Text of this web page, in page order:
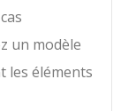
un modèle
les éléments